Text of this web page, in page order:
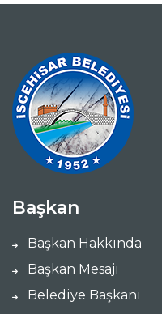
Başkan
Başkan Hakkında
Başkan Mesajı
Belediye Başkanı